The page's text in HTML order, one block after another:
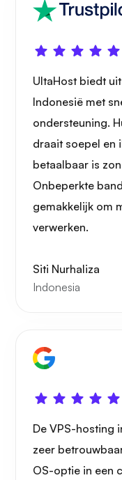
UltaHost biedt
Indonesië met
ondersteuning.
draait soepel en
betaalbaar is
Onbeperkte
gemakkelijk om
verwerken.
Siti Nurhaliza
Indonesia
De VPS-hosting
zeer
OS-optie in een